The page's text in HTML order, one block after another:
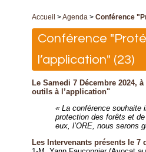
Accueil >Agenda > Conférence
Conférence
l’application" (23)
Le Samedi 7 Décembre 2024,
outils à l’application"
« La conférence souhaite
protection des forêts et de
eux, l’ORE, nous serons
Les Intervenants présents le 7